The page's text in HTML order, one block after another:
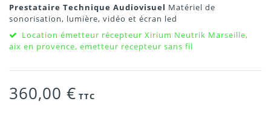
Prestataire Technique Audiovisuel Matériel de
sonorisation, lumière, vidéo et écran led
Location émetteur récepteur Xirium Neutrik Marseille,
aix en provence, emetteur recepteur sans fil
360,00 € TTC